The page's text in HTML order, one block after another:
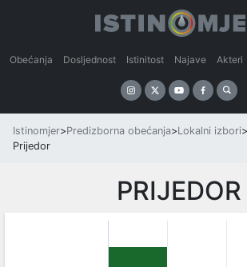
Obećanja Dosljednost Istinitost Najave Akteri
Istinomjer>Predizborna obećanja>Lokalni izbori>
Prijedor
PRIJEDOR